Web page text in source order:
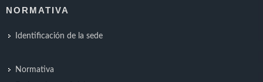
NORMATIVA
Identificación de la sede
Normativa